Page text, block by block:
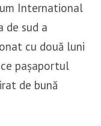
International
de sud a
cu două luni
pașaportul
de bună